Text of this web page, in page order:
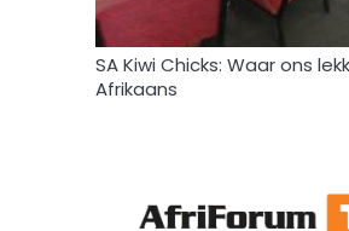
SA Kiwi Chicks: Waar ons
Afrikaans